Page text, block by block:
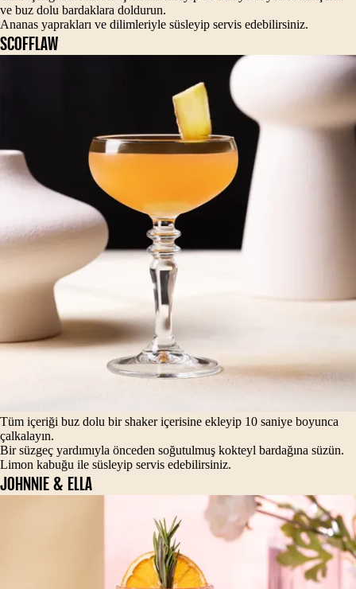
ve buz dolu bardaklara doldurun.
Ananas yaprakları ve dilimleriyle süsleyip servis edebilirsiniz.
SCOFFLAW
Tüm içeriği buz dolu bir shaker içerisine ekleyip 10 saniye boyunca
çalkalayın.
Bir süzgeç yardımıyla önceden soğutulmuş kokteyl bardağına süzün.
Limon kabuğu ile süsleyip servis edebilirsiniz.
JOHNNIE & ELLA